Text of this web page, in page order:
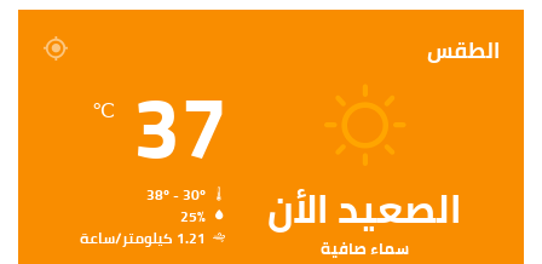
الطقس
الصعيد الأن
سماء صافية
37
℃
25%
1.21 كيلومتر/ساعة